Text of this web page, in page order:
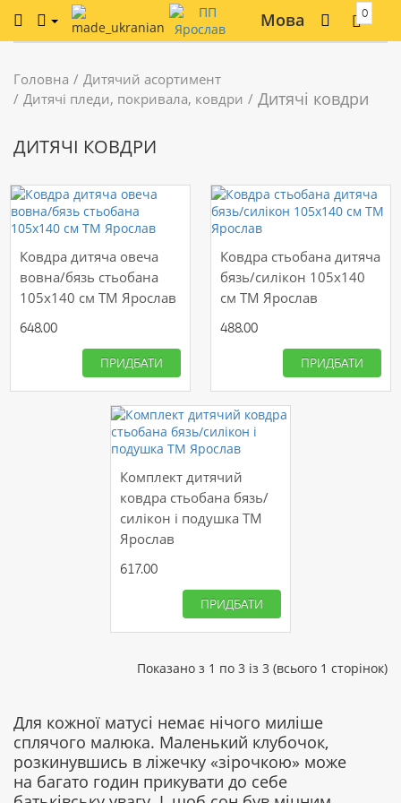
Мова 0
Головна
Дитячий асортимент
Дитячі пледи, покривала, ковдри
Дитячі ковдри
ДИТЯЧІ КОВДРИ
Ковдра дитяча овеча
вовна/бязь стьобана
105х140 см ТМ Ярослав
648.00
ПРИДБАТИ
Ковдра стьобана дитяча
бязь/силікон 105х140
см ТМ Ярослав
488.00
ПРИДБАТИ
Комплект дитячий
ковдра стьобана бязь/
силікон і подушка ТМ
Ярослав
617.00
ПРИДБАТИ
Показано з 1 по 3 із 3 (всього 1 сторінок)
Для кожної матусі немає нічого миліше
сплячого малюка. Маленький клубочок,
розкинувшись в ліжечку «зірочкою» може
на багато годин прикувати до себе